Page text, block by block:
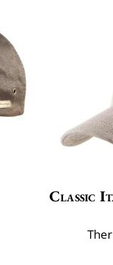
Classic